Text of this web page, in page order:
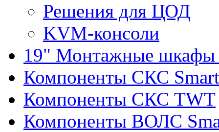
Решения для ЦОД
KVM-консоли
19" Монтажные шкафы
Компоненты СКС
Компоненты СКС TWT
Компоненты ВОЛС